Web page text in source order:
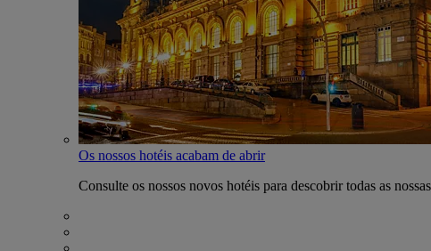
Os nossos hotéis acabam de abrir
Consulte os nossos novos hotéis para descobrir todas as